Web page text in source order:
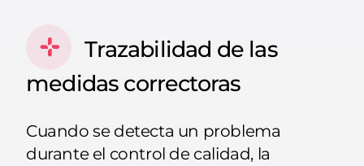
Trazabilidad de las
medidas correctoras
Cuando se detecta un problema
durante el control de calidad, la